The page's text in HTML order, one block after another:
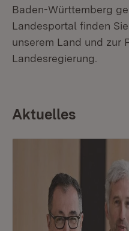
Baden-Württemberg
Landesportal finden
unserem Land und zur
Landesregierung.
Aktuelles